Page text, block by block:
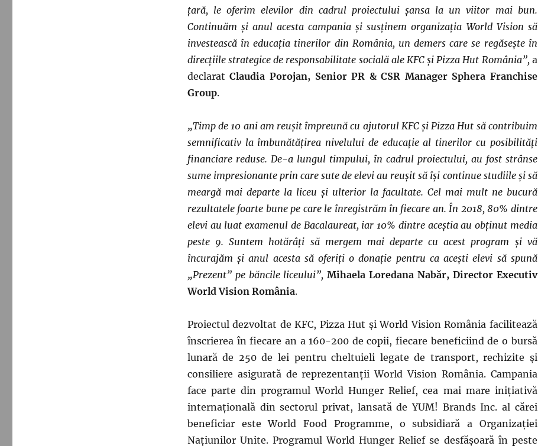
țară, le oferim elevilor din cadrul proiectului șansa la un viitor mai bun.
Continuăm și anul acesta campania și susținem organizația World Vision să
investească în educația tinerilor din România, un demers care se regăsește în
direcțiile strategice de responsabilitate socială ale KFC și Pizza Hut România”, a
declaratClaudia Porojan, Senior PR & CSR Manager Sphera Franchise
Group.
„Timp de 10 ani am reușit împreună cu ajutorul KFC și Pizza Hut să contribuim
semnificativ la îmbunătățirea nivelului de educație al tinerilor cu posibilități
financiare reduse. De-a lungul timpului, în cadrul proiectului, au fost strânse
sume impresionante prin care sute de elevi au reușit să își continue studiile și să
meargă mai departe la liceu și ulterior la facultate. Cel mai mult ne bucură
rezultatele foarte bune pe care le înregistrăm în fiecare an. În 2018, 80% dintre
elevi au luat examenul de Bacalaureat, iar 10% dintre aceștia au obținut media
peste 9. Suntem hotărâți să mergem mai departe cu acest program și vă
încurajăm și anul acesta să oferiți o donație pentru ca acești elevi să spună
„Prezent” pe băncile liceului”,Mihaela Loredana Nabăr, Director Executiv
World Vision România.
Proiectul dezvoltat de KFC, Pizza Hut și World Vision România facilitează
înscrierea în fiecare an a 160-200 de copii, fiecare beneficiind de o bursă
lunară de 250 de lei pentru cheltuieli legate de transport, rechizite și
consiliere asigurată de reprezentanții World Vision România. Campania
face parte din programul World Hunger Relief, cea mai mare inițiativă
internațională din sectorul privat, lansată de YUM! Brands Inc. al cărei
beneficiar este World Food Programme, o subsidiară a Organizației
Națiunilor Unite. Programul World Hunger Relief se desfășoară în peste